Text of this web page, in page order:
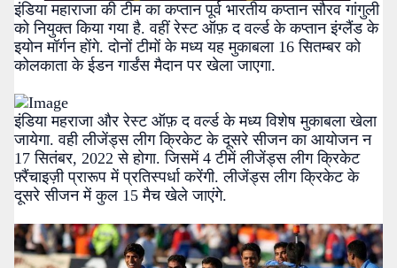
इंडिया महाराजा की टीम का कप्तान पूर्व भारतीय कप्तान सौरव गांगुली
को नियुक्त किया गया है. वहीं रेस्ट ऑफ़ द वर्ल्ड के कप्तान इंग्लैंड के
इयोन मॉर्गन होंगे. दोनों टीमों के मध्य यह मुकाबला 16 सितम्बर को
कोलकाता के ईडन गार्डंस मैदान पर खेला जाएगा.
इंडिया महराजा और रेस्ट ऑफ़ द वर्ल्ड के मध्य विशेष मुकाबला खेला
जायेगा. वही लीजेंड्स लीग क्रिकेट के दूसरे सीजन का आयोजन न
17 सितंबर, 2022 से होगा. जिसमें 4 टीमें लीजेंड्स लीग क्रिकेट
फ़्रैंचाइज़ी प्रारूप में प्रतिस्पर्धा करेंगी. लीजेंड्स लीग क्रिकेट के
दूसरे सीजन में कुल 15 मैच खेले जाएंगे.